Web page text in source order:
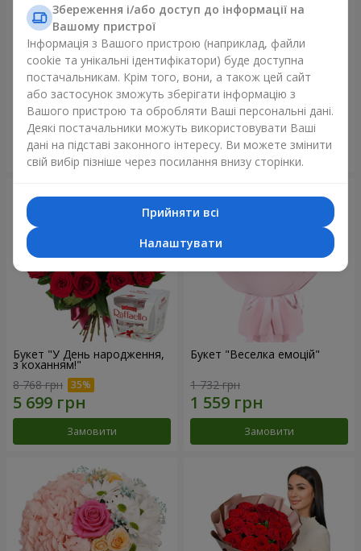
Букет кущових троянд
2 732 грн
Замовити
Букет "Дотик кохання" +
Raffaello
4 822 грн
Замовити
Букет "У День народження,
з коханням!"
8 768 грн
Замовити
Букет "Веселка емоцій"
1 732 грн
Замовити
Збереження і/або доступ до інформації на
Вашому пристрої
Інформація з Вашого пристрою (наприклад, файли
cookie та унікальні ідентифікатори) буде доступна
постачальникам. Крім того, вони, а також цей сайт
або застосунок зможуть зберігати інформацію з
Вашого пристрою та обробляти Ваші персональні дані.
Деякі постачальники можуть використовувати Ваші
дані на підставі законного інтересу. Ви можете змінити
свій вибір пізніше через посилання внизу сторінки.
Прийняти всі
Налаштувати